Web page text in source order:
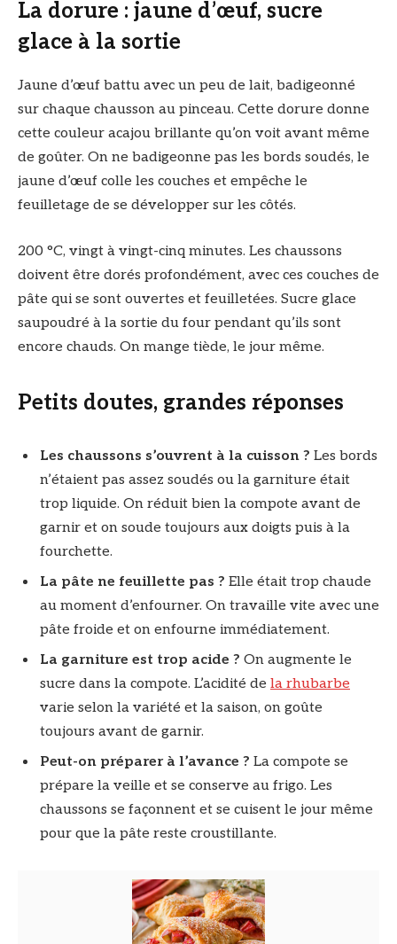
La dorure : jaune d’œuf, sucre
glace à la sortie
Jaune d’œuf battu avec un peu de lait, badigeonné
sur chaque chausson au pinceau. Cette dorure donne
cette couleur acajou brillante qu’on voit avant même
de goûter. On ne badigeonne pas les bords soudés, le
jaune d’œuf colle les couches et empêche le
feuilletage de se développer sur les côtés.
200 °C, vingt à vingt-cinq minutes. Les chaussons
doivent être dorés profondément, avec ces couches de
pâte qui se sont ouvertes et feuilletées. Sucre glace
saupoudré à la sortie du four pendant qu’ils sont
encore chauds. On mange tiède, le jour même.
Petits doutes, grandes réponses
Les chaussons s’ouvrent à la cuisson ? Les bords
n’étaient pas assez soudés ou la garniture était
trop liquide. On réduit bien la compote avant de
garnir et on soude toujours aux doigts puis à la
fourchette.
La pâte ne feuillette pas ? Elle était trop chaude
au moment d’enfourner. On travaille vite avec une
pâte froide et on enfourne immédiatement.
La garniture est trop acide ? On augmente le
sucre dans la compote. L’acidité de la rhubarbe
varie selon la variété et la saison, on goûte
toujours avant de garnir.
Peut-on préparer à l’avance ? La compote se
prépare la veille et se conserve au frigo. Les
chaussons se façonnent et se cuisent le jour même
pour que la pâte reste croustillante.